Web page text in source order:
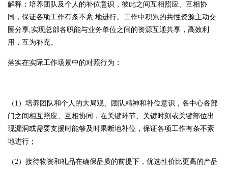
解释：培养团队及个人的补位意识，彼此之间互相照应、互相协
同，保证各项工作有条不紊 地进行。工作中积累的共性资源主动交
圈分享,实现总部各职能与业务单位之间的资源互通共享，高效利
用，互为补充。
落实在实际工作场景中的对照行为：
（1）培养团队和个人的大局观、团队精神和补位意识，各中心各部
门之间相互照应、互相协同，在关键环节、关键时刻或关键部位出
现漏洞或需要支援时能够及时果断地补位，保证各项工作有条不紊
地进行；
（2）接待物资和礼品在确保品质的前提下，优选性价比更高的产品